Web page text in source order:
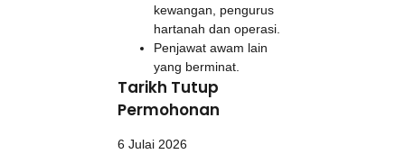
kewangan, pengurus
hartanah dan operasi.
Penjawat awam lain
yang berminat.
Tarikh Tutup
Permohonan
6 Julai 2026